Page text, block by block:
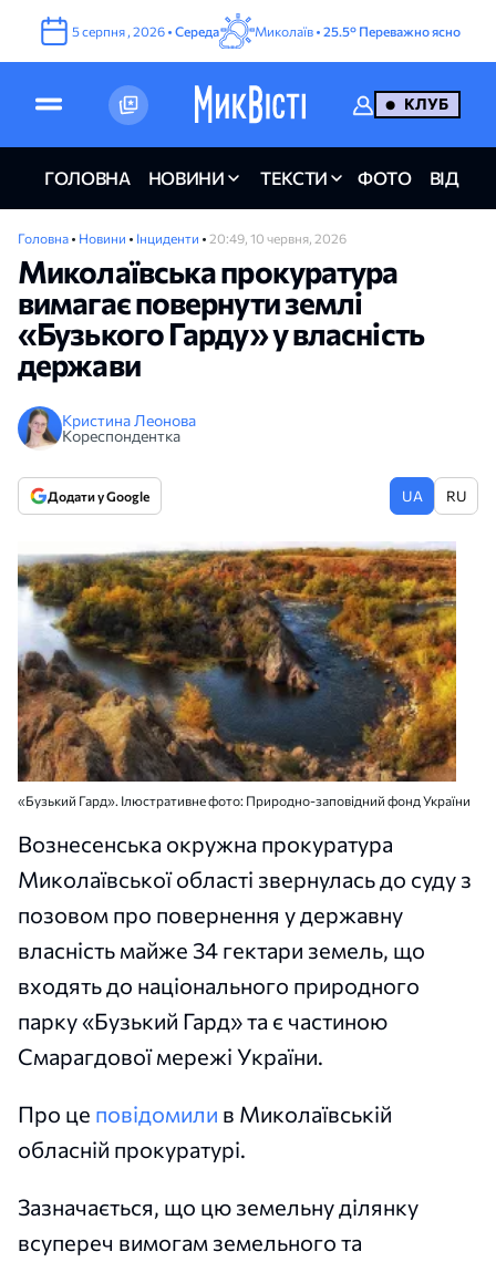
5серпня , 2026 • Середа Миколаїв • 25.5° Переважно ясно
КЛУБ
ГОЛОВНА НОВИНИ ТЕКСТИ ФОТО ВІДЕО
Головна • Новини • Інциденти • 20:49, 10 червня, 2026
Миколаївська прокуратура
вимагає повернути землі
«Бузького Гарду» у власність
держави
Кристина Леонова
Кореспондентка
Додати у Google UA RU
«Бузький Гард». Ілюстративне фото: Природно-заповідний фонд України
Вознесенська окружна прокуратура
Миколаївської області звернулась до суду з
позовом про повернення у державну
власність майже 34 гектари земель, що
входять до національного природного
парку «Бузький Гард» та є частиною
Смарагдової мережі України.
Про це повідомили в Миколаївській
обласній прокуратурі.
Зазначається, що цю земельну ділянку
всупереч вимогам земельного та